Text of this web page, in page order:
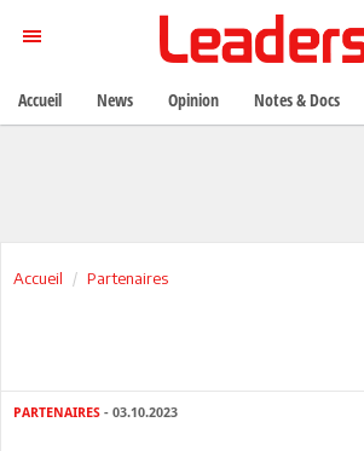
Accueil Partenaires
PARTENAIRES - 03.10.2023
Accueil News Opinion Notes & Docs